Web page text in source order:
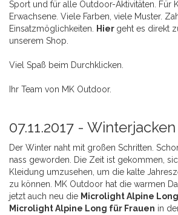
Sport und für alle Outdoor-Aktivitäten. Für
Erwachsene. Viele Farben, viele Muster.
Einsatzmöglichkeiten.
Hier geht es direkt
unserem Shop.
Viel Spaß beim Durchklicken.
Ihr Team von MK Outdoor.
07.11.2017 - Winterjacken
Der Winter naht mit großen Schritten.
nass geworden. Die Zeit ist gekommen,
Kleidung umzusehen, um die kalte
zu können. MK Outdoor hat die warmen
jetzt auch neu die Microlight Alpine
Microlight Alpine Long für Frauen in